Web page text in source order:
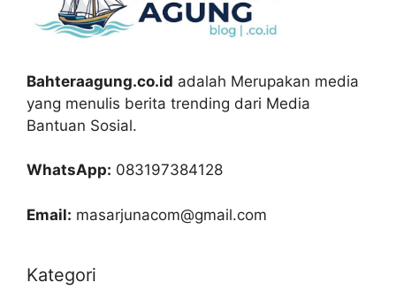
Bahteraagung.co.id adalah Merupakan media
yang menulis berita trending dari Media
Bantuan Sosial.
WhatsApp: 083197384128
Email: masarjunacom@gmail.com
Kategori